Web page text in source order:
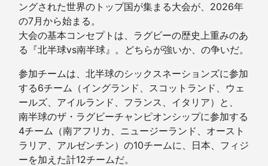
ングされた世界のトップ国が集まる大会が、2026年
の7月から始まる。
大会の基本コンセプトは、ラグビーの歴史上重みのあ
る『北半球vs南半球』。どちらが強いか、の争いだ。
参加チームは、北半球のシックスネーションズに参加
する6チーム（イングランド、スコットランド、ウェ
ールズ、アイルランド、フランス、イタリア）と、
南半球のザ・ラグビーチャンピオンシップに参加する
4チーム（南アフリカ、ニュージーランド、オースト
ラリア、アルゼンチン）の10チームに、日本、フィジ
ーを加えた計12チームだ。